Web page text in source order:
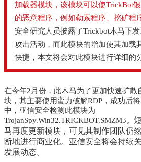
加载器模块，该模块可以使TrickBot
的恶意程序，例如勒索程序、挖矿程
安全研究人员披露了Trickbot木马下
攻击活动，而此模块的增加使其加载
快捷，本文将会对此模块进行详细的
在今年2月份，此木马为了更加快速扩散
块，其主要使用蛮力破解RDP，成功后
中，亚信安全检测此模块为
TrojanSpy.Win32.TRICKBOT.SMZM3。
马再度更新模块，可见其制作团队仍
断地进行商业化。亚信安全将会持续
发展动态。